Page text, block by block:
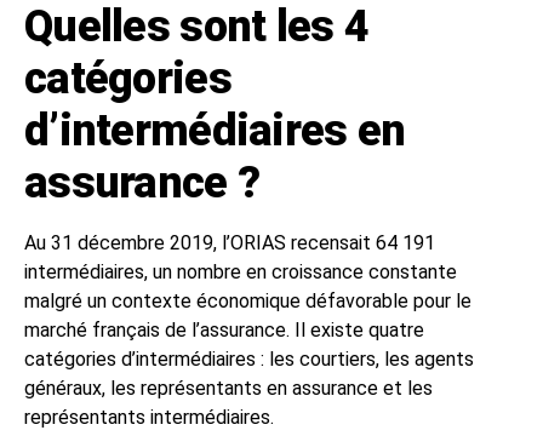
Quelles sont les 4
catégories
d’intermédiaires en
assurance ?
Au 31 décembre 2019, l’ORIAS recensait 64 191
intermédiaires, un nombre en croissance constante
malgré un contexte économique défavorable pour le
marché français de l’assurance. Il existe quatre
catégories d’intermédiaires : les courtiers, les agents
généraux, les représentants en assurance et les
représentants intermédiaires.